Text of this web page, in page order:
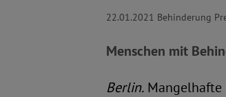
22.01.2021 Behinderung
Menschen mit
Berlin.